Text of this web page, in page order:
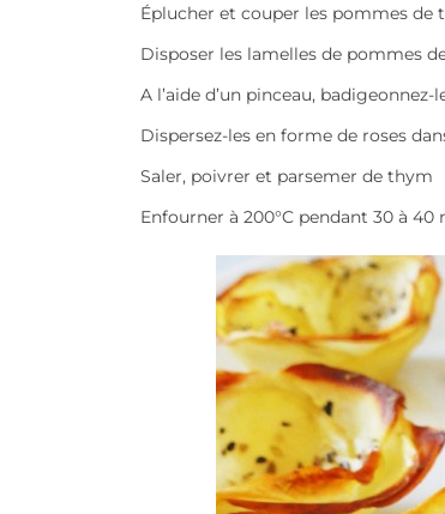
Éplucher et couper les pommes de
Disposer les lamelles de pommes
A l’aide d’un pinceau, badigeonnez-
Dispersez-les en forme de roses
Saler, poivrer et parsemer de thym
Enfourner à 200°C pendant 30 à 40